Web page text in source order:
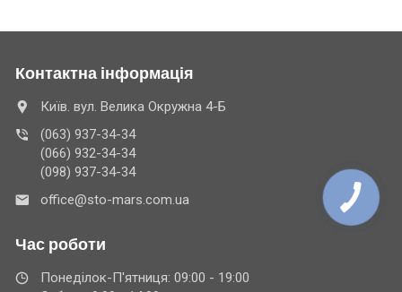
Контактна інформація
Київ. вул. Велика Окружна 4-Б
(063) 937-34-34
(066) 932-34-34
(098) 937-34-34
office@sto-mars.com.ua
Час роботи
Понеділок-П'ятниця: 09:00 - 19:00